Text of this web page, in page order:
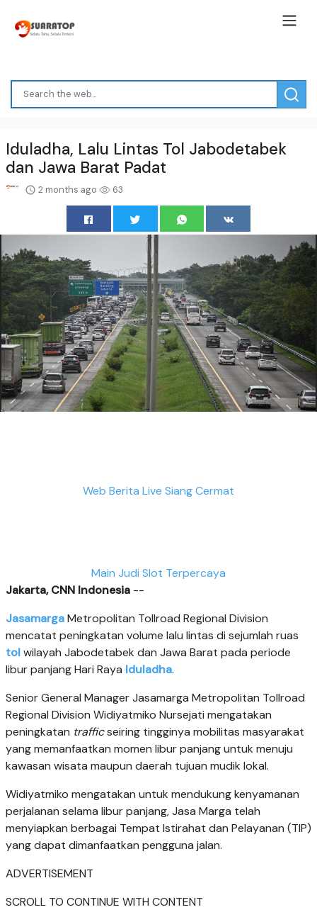
Iduladha, Lalu Lintas Tol Jabodetabek
dan Jawa Barat Padat
2 months ago 63
Web Berita Live Siang Cermat
Main Judi Slot Terpercaya
Jakarta, CNN Indonesia --
JasamargaMetropolitan Tollroad Regional Division
mencatat peningkatan volume lalu lintas di sejumlah ruas
tolwilayah Jabodetabek dan Jawa Barat pada periode
libur panjang Hari Raya Iduladha.
Senior General Manager Jasamarga Metropolitan Tollroad
Regional Division Widiyatmiko Nursejati mengatakan
peningkatan trafficseiring tingginya mobilitas masyarakat
yang memanfaatkan momen libur panjang untuk menuju
kawasan wisata maupun daerah tujuan mudik lokal.
Widiyatmiko mengatakan untuk mendukung kenyamanan
perjalanan selama libur panjang, Jasa Marga telah
menyiapkan berbagai Tempat Istirahat dan Pelayanan (TIP)
yang dapat dimanfaatkan pengguna jalan.
ADVERTISEMENT
SCROLL TO CONTINUE WITH CONTENT